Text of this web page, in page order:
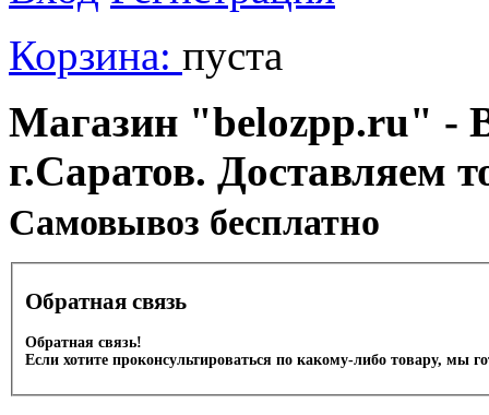
Корзина: пуста
Магазин "belozpp.ru" -
г.Саратов. Доставляем
Cамовывоз бесплатно
Обратная связь
Обратная связь!
Если хотите проконсультироваться по какому-либо товару, мы